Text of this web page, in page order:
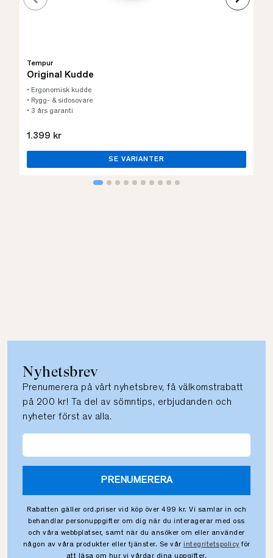
Tempur
Original Kudde
• Ergonomisk kudde
• Rygg- & sidosovare
• 3 års garanti
1.399 kr
SE VARIANTER
Nyhetsbrev
Prenumerera på vårt nyhetsbrev, få välkomstrabatt
på 200 kr! Ta del av sömntips, erbjudanden och
nyheter först av alla.
PRENUMERERA
Rabatten gäller ord.priser vid köp över 499 kr. Vi samlar in och
behandlar personuppgifter om dig när du interagerar med oss
och våra webbplatser, samt när du ansöker om eller använder
någon av våra produkter eller tjänster. Se vår integritetspolicy för
att läsa om hur vi vårdar dina uppgifter.